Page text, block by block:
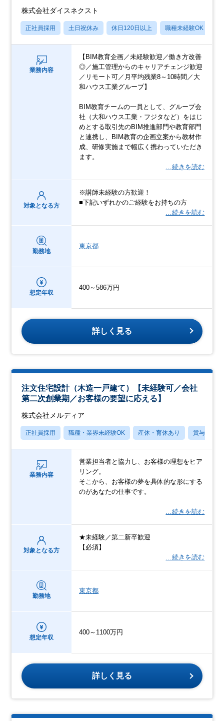
株式会社ダイスネクスト
正社員採用 土日祝休み 休日120日以上 職種未経験OK
業務内容
【BIM教育企画／未経験歓迎／働き方改善
◎／施工管理からのキャリアチェンジ歓迎
／リモート可／月平均残業8～10時間／大
和ハウス工業グループ】
BIM教育チームの一員として、グループ会
社（大和ハウス工業・フジタなど）をはじ
めとする取引先のBIM推進部門や教育部門
と連携し、BIM教育の企画立案から教材作
成、研修実施まで幅広く携わっていただき
ます。
…続きを読む
対象となる方
※講師未経験の方歓迎！
■下記いずれかのご経験をお持ちの方
…続きを読む
勤務地
東京都
想定年収
400～586万円
詳しく見る
注文住宅設計（木造一戸建て）【未経験可／会社
第二次創業期／お客様の要望に応える】
株式会社メルディア
正社員採用 職種・業界未経験OK 産休・育休あり 賞与あり
業務内容
営業担当者と協力し、お客様の理想をヒア
リング。
そこから、お客様の夢を具体的な形にする
のがあなたの仕事です。
…続きを読む
対象となる方
★未経験／第二新卒歓迎
【必須】
…続きを読む
勤務地
東京都
想定年収
400～1100万円
詳しく見る